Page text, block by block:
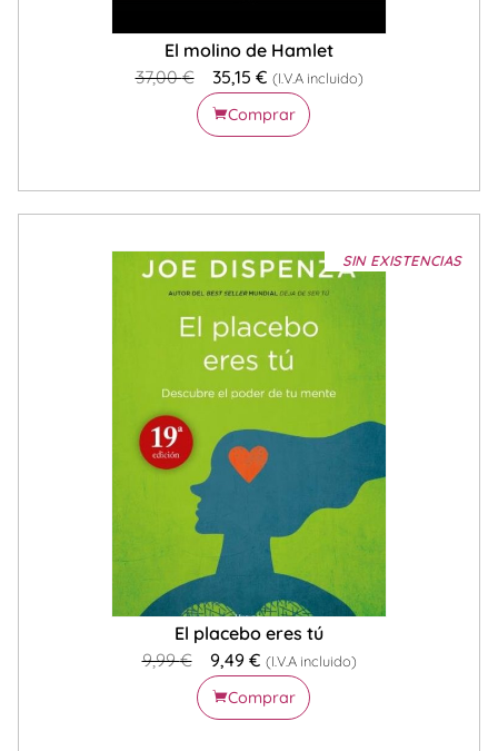
El molino de Hamlet
37,00€ 35,15 € (I.V.A incluido)
Comprar
SIN EXISTENCIAS
El placebo eres tú
9,99€ 9,49 € (I.V.A incluido)
Comprar